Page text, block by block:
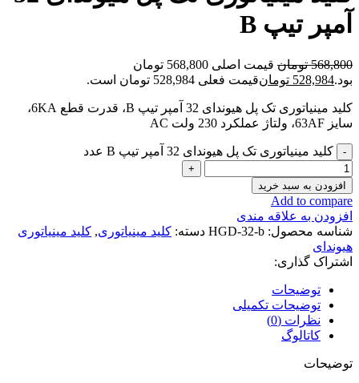
آمپر تیپ B
568,800 تومان
قیمت اصلی 568,800 تومان
بود.528,984 تومانقیمت فعلی 528,984 تومان است.
کلید مینیاتوری تک پل هیوندای 32 آمپر تیپ B، قدرت قطع 6KA،
سایز 63AF، ولتاژ عملکرد 230 ولت AC
کلید مینیاتوری تک پل هیوندای 32 آمپر تیپ B عدد
افزودن به سبد خرید
Add to compare
افزودن به علاقه مندی
شناسه محصول: HGD-32-b دسته: کلید مینیاتوری, کلید مینیاتوری
هیوندای
اشتراک گذاری:
توضیحات
توضیحات تکمیلی
نظرات (0)
کاتالوگ
توضیحات